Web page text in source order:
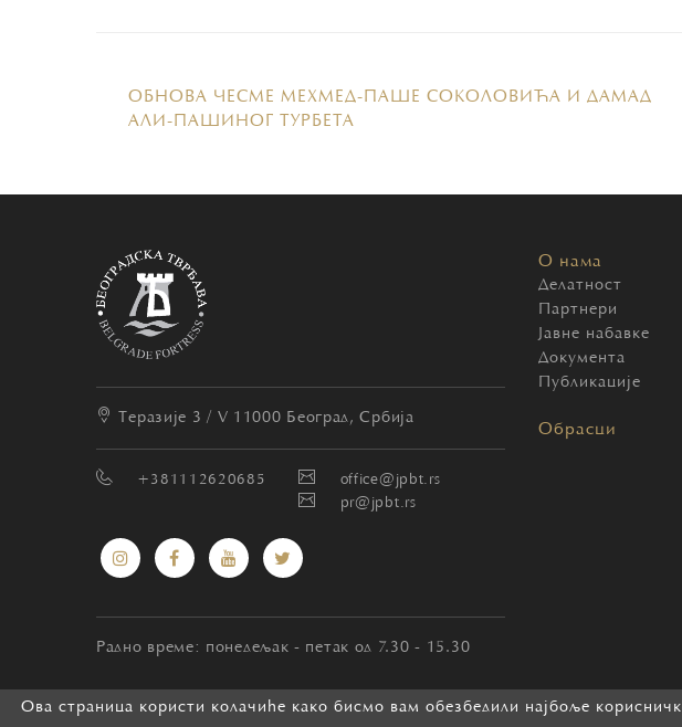
ОБНОВА ЧЕСМЕ МЕХМЕД-ПАШЕ СОКОЛОВИЋА И ДАМАД
АЛИ-ПАШИНОГ ТУРБЕТА
Ова страница користи колачиће како бисмо вам обезбедили најбоље
Теразије 3 / V 11000 Београд, Србија
+381112620685
office@jpbt.rs
pr@jpbt.rs
Радно време: понедељак - петак од 7.30 - 15.30
О нама
Делатност
Партнери
Јавне набавке
Документа
Публикације
Обрасци